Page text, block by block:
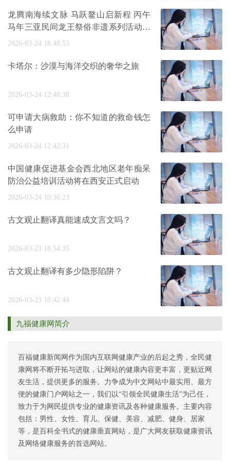
龙腾南海续文脉 马跃鳌山启新程 丙午
马年三亚民间龙王祭俗非遗系列活动盛
大
2026-03-24 18:48:53
卡塔尔：沙漠与海洋交织的奢华之旅
2026-03-24 12:48:38
可申请大病救助：你不知道的救命钱怎
么申请
2026-03-24 12:42:31
中国健康促进基金会西北地区老年痴呆
防治公益培训活动将在西安正式启动
2026-03-24 10:36:23
古文观止翻译真能速成文言文吗？
2026-03-23 18:54:35
古文观止翻译有多少隐形陷阱？
2026-03-23 18:42:44
九福健康网简介
百福健康新闻网作为国内互联网健康产业的后起之秀，全民健
康网将不断开拓与进取，让网站的健康内容更丰富，更贴近网
友生活，提供更多的服务。力争成为中文网站中最实用、最方
便的健康门户网站之一，我们以“引领全民健康生活”为己任，
致力于为网民提供专业的健康资讯及各种健康服务。主要内容
包括：男性、女性、育儿、保健、美容、减肥、健身、居家
等，是百科全书式的健康垂直网站，是广大网友获取健康资讯
及网络健康服务的首选网站。